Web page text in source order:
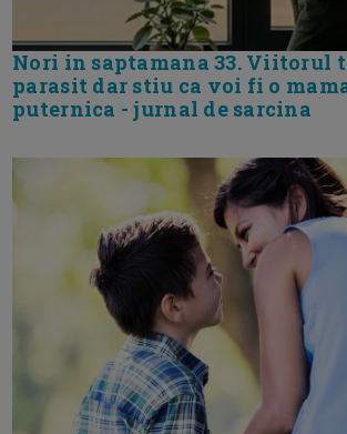
Nori in saptamana 33. Viitorul
parasit dar stiu ca voi fi o
puternica - jurnal de sarcina